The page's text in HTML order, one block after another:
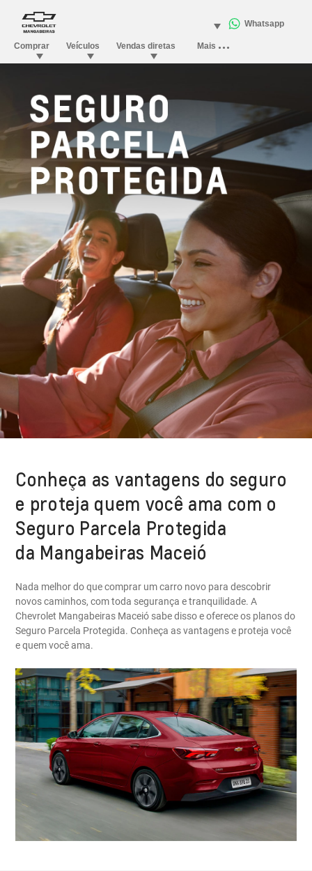
Conheça as vantagens do seguro
e proteja quem você ama com o
Seguro Parcela Protegida
da Mangabeiras Maceió
Nada melhor do que comprar um carro novo para descobrir
novos caminhos, com toda segurança e tranquilidade. A
Chevrolet Mangabeiras Maceió sabe disso e oferece os planos do
Seguro Parcela Protegida. Conheça as vantagens e proteja você
e quem você ama.